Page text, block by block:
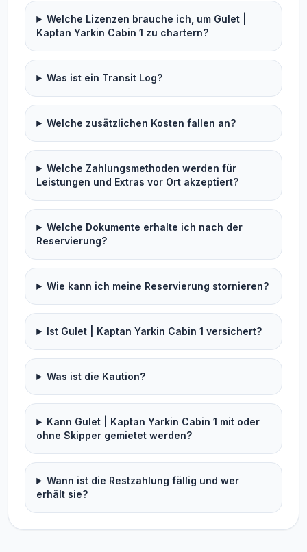
Welche Lizenzen brauche ich, um Gulet |
Kaptan Yarkin Cabin 1 zu chartern?
Was ist ein Transit Log?
Welche zusätzlichen Kosten fallen an?
Welche Zahlungsmethoden werden für
Leistungen und Extras vor Ort akzeptiert?
Welche Dokumente erhalte ich nach der
Reservierung?
Wie kann ich meine Reservierung stornieren?
Ist Gulet | Kaptan Yarkin Cabin 1 versichert?
Was ist die Kaution?
Kann Gulet | Kaptan Yarkin Cabin 1 mit oder
ohne Skipper gemietet werden?
Wann ist die Restzahlung fällig und wer
erhält sie?